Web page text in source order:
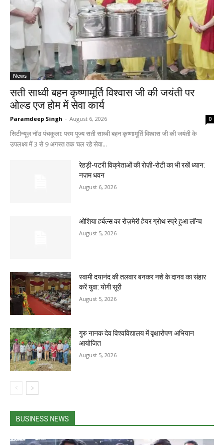
News
सती साध्वी बहन कृष्णामूर्ति विश्वास जी की जयंती पर
ओल्ड एज होम में सेवा कार्य
Paramdeep Singh - August 6, 2026 0
सिटीन्यूज़ नॉउ पंचकूला: परम पूज्य सती साध्वी बहन कृष्णामूर्ति विश्वास जी की जयंती के
उपलक्ष्य में 3 से 9 अगस्त तक चल रहे सेवा...
रेहड़ी-पटरी विक्रेताओं की रोज़ी-रोटी का भी रखें ध्यान:
नज़म धवन
August 6, 2026
ओशिया हर्बल्स का रोज़मेरी हेयर ग्रोथ स्प्रे हुआ लॉन्च
August 5, 2026
स्वामी दयानंद की तलवार बनकर नशे के दानव का संहार
करें युवा: योगी सूरी
August 5, 2026
गुरु नानक देव विश्वविद्यालय में वृक्षारोपण अभियान
आयोजित
August 5, 2026
BUSINESS NEWS